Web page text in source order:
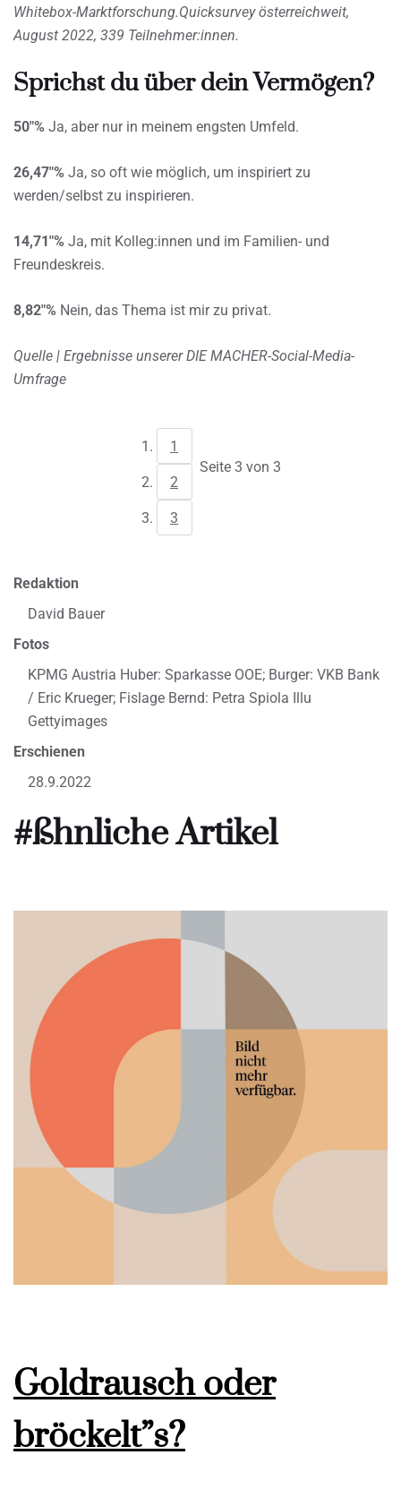
Whitebox-Marktforschung.Quicksurvey österreichweit,
August 2022, 339 Teilnehmer:innen.
Sprichst du über dein Vermögen?
50″% Ja, aber nur in meinem engsten Umfeld.
26,47″% Ja, so oft wie möglich, um inspiriert zu
werden/selbst zu inspirieren.
14,71″% Ja, mit Kolleg:innen und im Familien- und
Freundeskreis.
8,82″% Nein, das Thema ist mir zu privat.
Quelle | Ergebnisse unserer DIE MACHER-Social-Media-
Umfrage
1
2
3
Seite 3 von 3
Redaktion
David Bauer
Fotos
KPMG Austria Huber: Sparkasse OOE; Burger: VKB Bank
/ Eric Krueger; Fislage Bernd: Petra Spiola Illu
Gettyimages
Erschienen
28.9.2022
#ßhnliche Artikel
Goldrausch oder
bröckelt”s?